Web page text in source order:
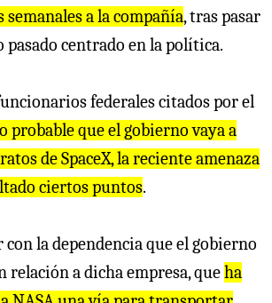
semanales a la compañía, tras pasar
pasado centrado en la política.
federales citados por el
probable que el gobierno vaya a
de SpaceX, la reciente amenaza
ciertos puntos.
la dependencia que el gobierno
relación a dicha empresa, queha